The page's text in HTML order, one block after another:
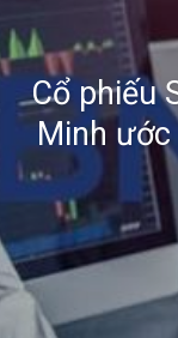
Cổ phiếu
Minh ước